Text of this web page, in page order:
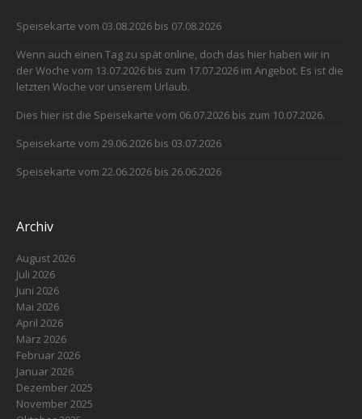
Speisekarte vom 03.08.2026 bis 07.08.2026
Wenn auch einen Tag zu spät online, doch das hier haben wir in
der Woche vom 13.07.2026 bis zum 17.07.2026 im Angebot. Es ist die
letzten Woche vor unserem Urlaub.
Dies hier ist die Speisekarte vom 06.07.2026 bis zum 10.07.2026.
Speisekarte vom 29.06.2026 bis 03.07.2026
Speisekarte vom 22.06.2026 bis 26.06.2026
Archiv
August 2026
Juli 2026
Juni 2026
Mai 2026
April 2026
März 2026
Februar 2026
Januar 2026
Dezember 2025
November 2025